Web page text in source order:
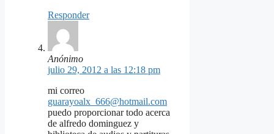
Responder
Anónimo
julio 29, 2012 a las 12:18 pm
mi correo
guarayoalx_666@hotmail.com
puedo proporcionar todo acerca
de alfredo dominguez y